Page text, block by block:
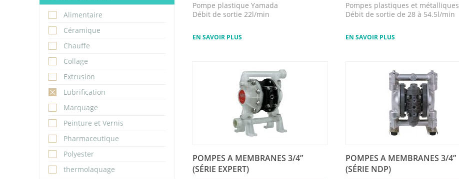
Alimentaire
Céramique
Chauffe
Collage
Extrusion
Lubrification
Marquage
Peinture et Vernis
Pharmaceutique
Polyester
thermolaquage
Pompe plastique Yamada
Débit de sortie 22l/min
EN SAVOIR PLUS
Pompes plastiques et métalliques
Débit de sortie de 28 à 54.5l/min
EN SAVOIR PLUS
POMPES A MEMBRANES 3/4”
(SÉRIE EXPERT)
POMPES A MEMBRANES 3/4”
(SÉRIE NDP)